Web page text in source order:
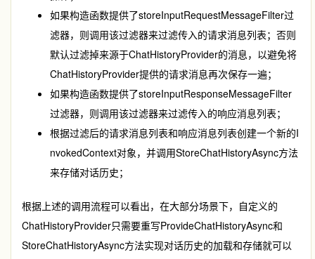
如果构造函数提供了storeInputRequestMessageFilter过
滤器，则调用该过滤器来过滤传入的请求消息列表；否则
默认过滤掉来源于ChatHistoryProvider的消息，以避免将
ChatHistoryProvider提供的请求消息再次保存一遍；
如果构造函数提供了storeInputResponseMessageFilter
过滤器，则调用该过滤器来过滤传入的响应消息列表；
根据过滤后的请求消息列表和响应消息列表创建一个新的I
nvokedContext对象，并调用StoreChatHistoryAsync方法
来存储对话历史；
根据上述的调用流程可以看出，在大部分场景下，自定义的
ChatHistoryProvider只需要重写ProvideChatHistoryAsync和
StoreChatHistoryAsync方法实现对话历史的加载和存储就可以